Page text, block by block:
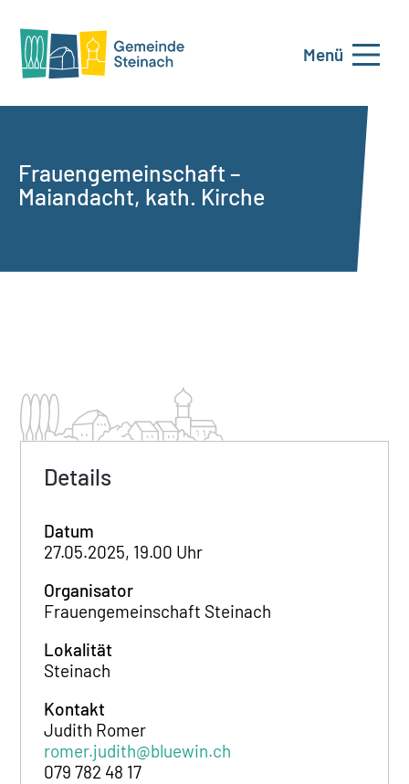
Menü
Frauengemeinschaft –
Maiandacht, kath. Kirche
Details
Datum
27.05.2025, 19.00 Uhr
Organisator
Frauengemeinschaft Steinach
Lokalität
Steinach
Kontakt
Judith Romer
romer.judith@bluewin.ch
079 782 48 17